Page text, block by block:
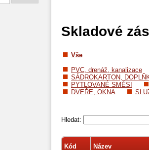
Skladové
Vše
PVC, drenáž, kanalizace
SÁDROKARTON,
PYTLOVANÉ SMĚSI
DVEŘE, OKNA
Hledat:
Kód Název